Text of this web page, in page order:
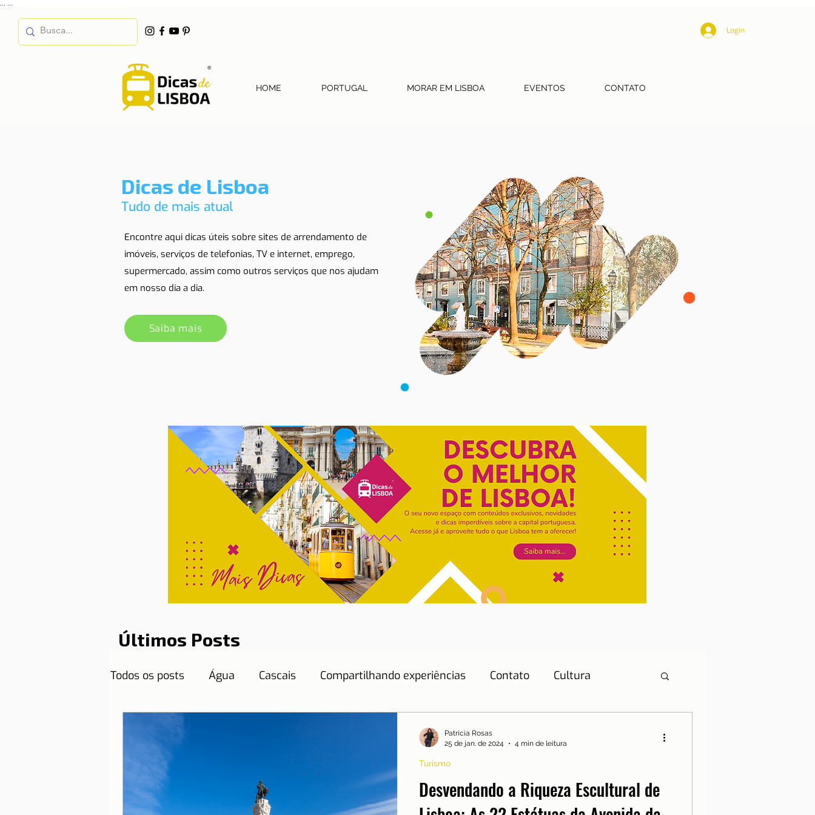
Login
HOME PORTUGAL MORAR EM LISBOA EVENTOS CONTATO
Dicas de Lisboa
Tudo de mais atual
Encontre aqui dicas úteis sobre sites de arrendamento de
imóveis, serviços de telefonias, TV e internet, emprego,
supermercado, assim como outros serviços que nos ajudam
em nosso dia a dia.
Saiba mais
Últimos Posts
Todos os posts Água Cascais Compartilhando experiências Contato Cultura
Curiosidades
Documentos necessários Emprego
Desvendando a Riqueza Escultural de
Turismo
Patrícia Rosas
25 de jan. de 2024
4 min de leitura